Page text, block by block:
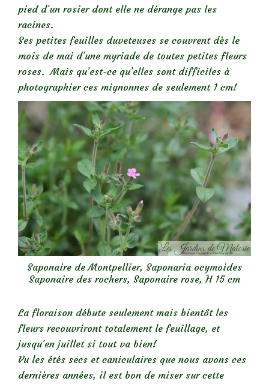
pied d’un rosier dont elle ne dérange pas les
racines.
Ses petites feuilles duveteuses se couvrent dès le
mois de mai d’une myriade de toutes petites fleurs
roses. Mais qu’est-ce qu’elles sont difficiles à
photographier ces mignonnes de seulement 1 cm!
Saponaire de Montpellier, Saponaria ocymoides
Saponaire des rochers, Saponaire rose, H 15 cm
La floraison débute seulement mais bientôt les
fleurs recouvriront totalement le feuillage, et
jusqu’en juillet si tout va bien!
Vu les étés secs et caniculaires que nous avons ces
dernières années, il est bon de miser sur cette